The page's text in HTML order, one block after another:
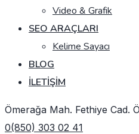
Video & Grafik
SEO ARAÇLARI
Kelime Sayacı
BLOG
İLETIŞIM
Ömerağa Mah. Fethiye Cad.
0(850) 303 02 41